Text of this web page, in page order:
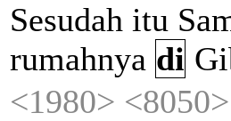
Sesudah itu
rumahnya di
<1980> <8050>